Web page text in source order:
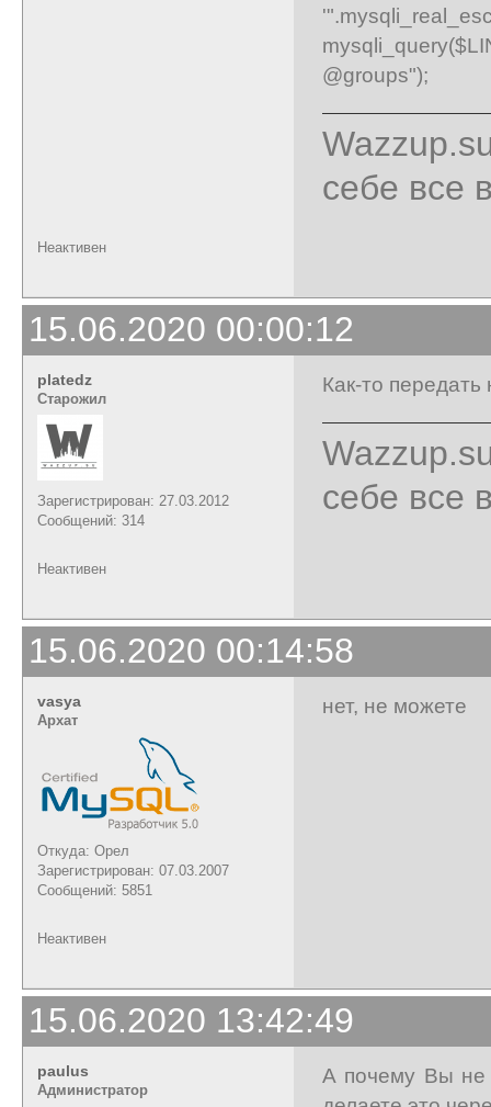
@groups");
себе все
Неактивен
15.06.2020 00:00:12
platedz
Старожил
Зарегистрирован: 27.03.2012
Сообщений: 314
Как-то
себе все
Неактивен
15.06.2020 00:14:58
vasya
Архат
Откуда: Орел
Зарегистрирован: 07.03.2007
Сообщений: 5851
нет, не можете
Неактивен
15.06.2020 13:42:49
paulus
Администратор
А почему Вы не